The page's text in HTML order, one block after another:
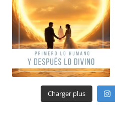
Charger plus